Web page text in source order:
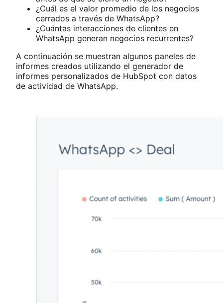
¿Cuál es el valor promedio de los negocios
cerrados a través de WhatsApp?
¿Cuántas interacciones de clientes en
WhatsApp generan negocios recurrentes?
A continuación se muestran algunos paneles de
informes creados utilizando el generador de
informes personalizados de HubSpot con datos
de actividad de WhatsApp.